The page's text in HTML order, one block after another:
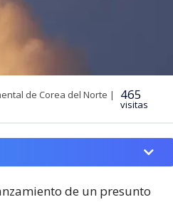
de Corea del Norte | 465
visitas
de un presunto